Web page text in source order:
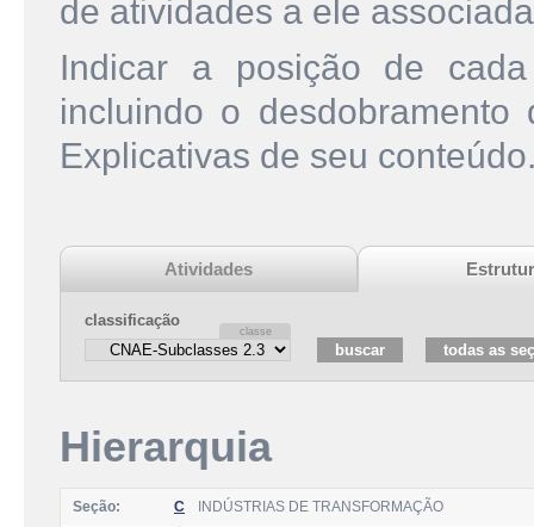
de atividades a ele
Indicar a posição de
incluindo o
Explicativas de seu
Atividades
classificação
Hierarquia
Seção: C INDÚSTRIAS DE TRANSFORMAÇÃO